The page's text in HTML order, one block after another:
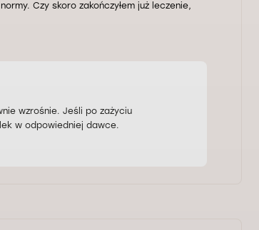
Czy skoro zakończyłem już leczenie,
wzrośnie. Jeśli po zażyciu
w odpowiedniej dawce.